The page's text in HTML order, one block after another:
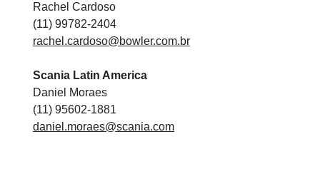
Rachel Cardoso
(11) 99782-2404
rachel.cardoso@bowler.com.br
Scania Latin America
Daniel Moraes
(11) 95602-1881
daniel.moraes@scania.com